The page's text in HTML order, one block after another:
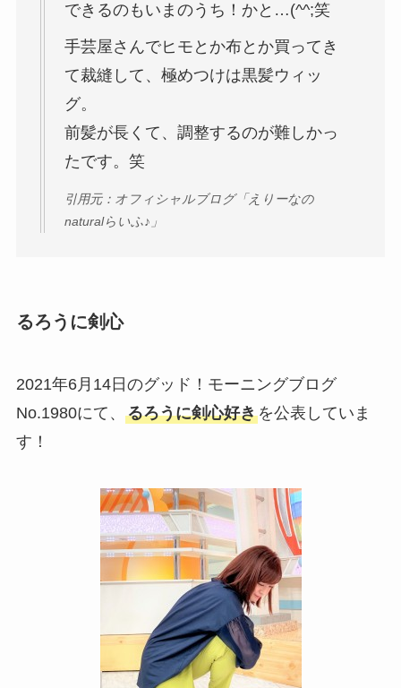
できるのもいまのうち！かと…(^^;笑
手芸屋さんでヒモとか布とか買ってき
て裁縫して、極めつけは黒髪ウィッ
グ。
前髪が長くて、調整するのが難しかっ
たです。笑
引用元：オフィシャルブログ「えりーなの
naturalらいふ♪」
るろうに剣心
2021年6月14日のグッド！モーニングブログ
No.1980にて、 るろうに剣心好きを公表していま
す！